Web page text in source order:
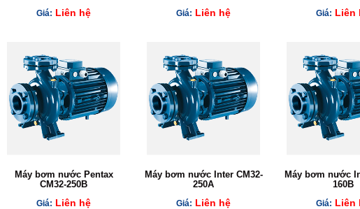
Giá: Liên hệ Giá: Liên hệ Giá: Liên
Máy bơm nước Pentax
CM32-250B
Giá: Liên hệ
Máy bơm nước Inter CM32-
250A
Giá: Liên hệ
Máy bơm nước
160B
Giá: Liên